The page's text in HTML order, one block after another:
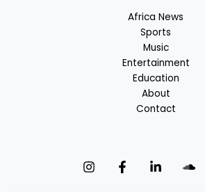
Africa News
Sports
Music
Entertainment
Education
About
Contact